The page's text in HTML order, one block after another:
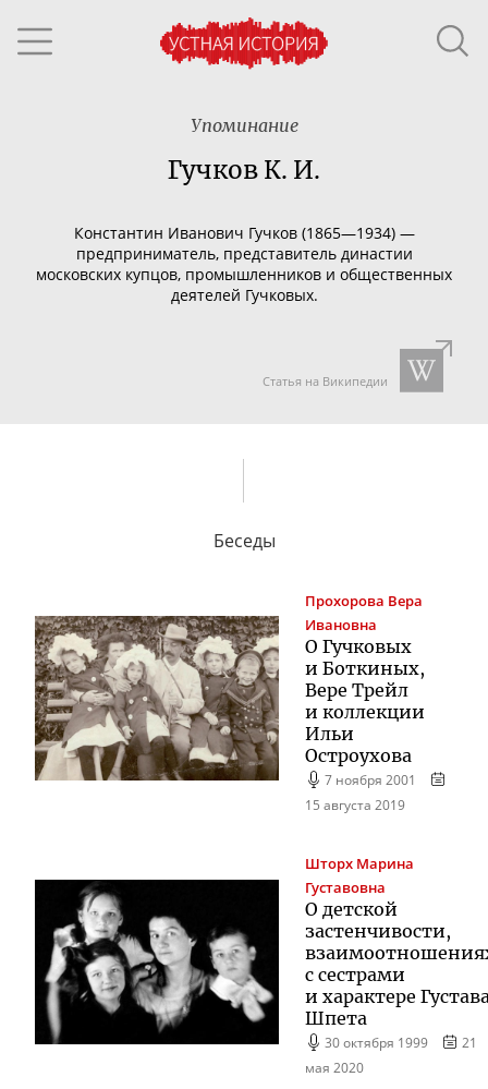
Упоминание
Гучков К. И.
Константин Иванович Гучков (1865—1934) —
предприниматель, представитель династии
московских купцов, промышленников и общественных
деятелей Гучковых.
Статья на Википедии
Беседы
Прохорова Вера
Ивановна
О Гучковых
и Боткиных,
Вере Трейл
и коллекции
Ильи
Остроухова
7 ноября 2001
15 августа 2019
Шторх Марина
Густавовна
О детской
застенчивости,
с сестрами
и характере
Шпета
30 октября 1999
21
мая 2020